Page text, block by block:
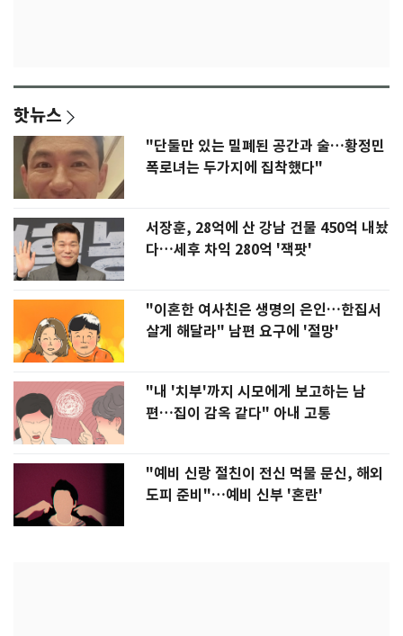
핫뉴스
"단둘만 있는 밀폐된 공간과 술…황정민
폭로녀는 두가지에 집착했다"
서장훈, 28억에 산 강남 건물 450억 내놨
다…세후 차익 280억 '잭팟'
"이혼한 여사친은 생명의 은인…한집서
살게 해달라" 남편 요구에 '절망'
"내 '치부'까지 시모에게 보고하는 남
편…집이 감옥 같다" 아내 고통
"예비 신랑 절친이 전신 먹물 문신, 해외
도피 준비"…예비 신부 '혼란'